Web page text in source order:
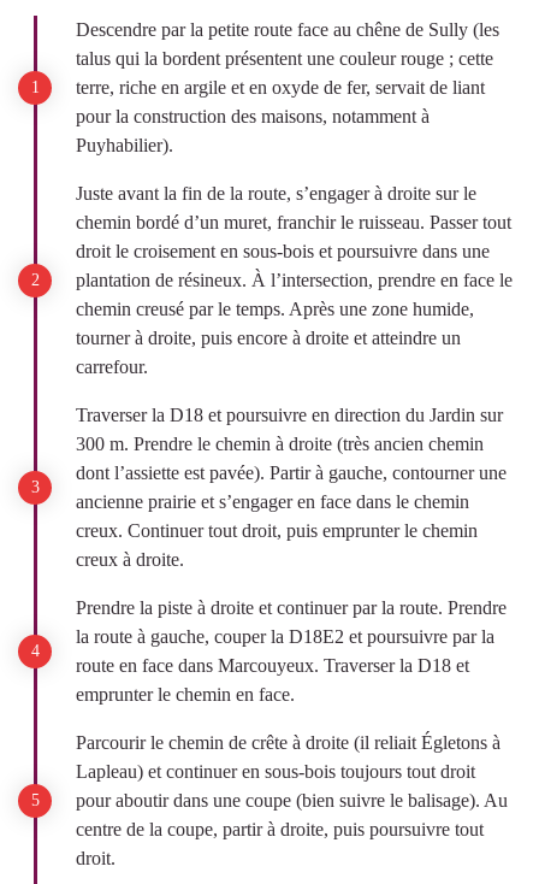
Descendre par la petite route face au chêne de Sully (les
talus qui la bordent présentent une couleur rouge ; cette
terre, riche en argile et en oxyde de fer, servait de liant
pour la construction des maisons, notamment à
Puyhabilier).
Juste avant la fin de la route, s’engager à droite sur le
chemin bordé d’un muret, franchir le ruisseau. Passer tout
droit le croisement en sous-bois et poursuivre dans une
plantation de résineux. À l’intersection, prendre en face le
chemin creusé par le temps. Après une zone humide,
tourner à droite, puis encore à droite et atteindre un
carrefour.
Traverser la D18 et poursuivre en direction du Jardin sur
300 m. Prendre le chemin à droite (très ancien chemin
dont l’assiette est pavée). Partir à gauche, contourner une
ancienne prairie et s’engager en face dans le chemin
creux. Continuer tout droit, puis emprunter le chemin
creux à droite.
Prendre la piste à droite et continuer par la route. Prendre
la route à gauche, couper la D18E2 et poursuivre par la
route en face dans Marcouyeux. Traverser la D18 et
emprunter le chemin en face.
Parcourir le chemin de crête à droite (il reliait Égletons à
Lapleau) et continuer en sous-bois toujours tout droit
pour aboutir dans une coupe (bien suivre le balisage). Au
centre de la coupe, partir à droite, puis poursuivre tout
droit.